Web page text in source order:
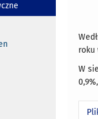
roku
W